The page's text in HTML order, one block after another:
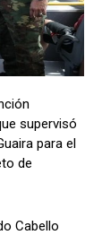
supervisó
para el
de
Cabello